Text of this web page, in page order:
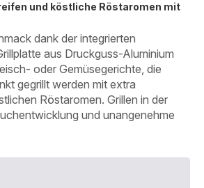
und köstliche Röstaromen mit
dank der integrierten
aus Druckguss-Aluminium
oder Gemüsegerichte, die
gegrillt werden mit extra
Röstaromen. Grillen in der
und unangenehme